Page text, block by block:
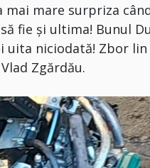
mai mare surpriza
fie și ultima! Bunul
niciodată! Zbor lin
Zgărdău.